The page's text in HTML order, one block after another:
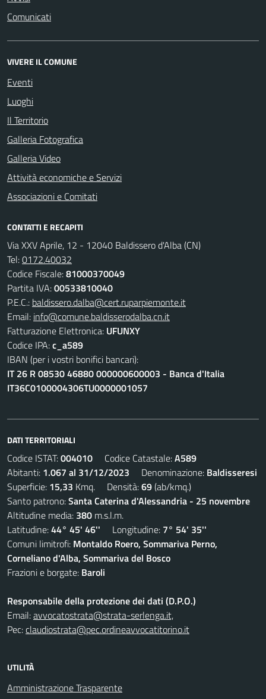
Comunicati
VIVERE IL COMUNE
Eventi
Luoghi
Il Territorio
Galleria Fotografica
Galleria Video
Attività economiche e Servizi
Associazioni e Comitati
CONTATTI E RECAPITI
Via XXV Aprile, 12 - 12040 Baldissero d'Alba (CN)
Tel:0172.40032
Codice Fiscale:81000370049
Partita IVA:00533810040
P.E.C.: baldissero.dalba@cert.ruparpiemonte.it
Email: info@comune.baldisserodalba.cn.it
Fatturazione Elettronica: UFUNXY
Codice IPA:c_a589
IBAN (per i vostri bonifici bancari):
IT 26 R 08530 46880 000000600003 - Banca d'Italia
IT36C0100004306TU0000001057
DATI TERRITORIALI
Codice ISTAT:004010 Codice Catastale:A589
Abitanti: 1.067 al 31/12/2023 Denominazione: Baldisseresi
Superficie: 15,33 Kmq. Densità:69(ab/kmq.)
Santo patrono:Santa Caterina d'Alessandria - 25 novembre
Altitudine media: 380 m.s.l.m.
Latitudine:44° 45' 46'' Longitudine: 7° 54' 35''
Comuni limitrofi: Montaldo Roero, Sommariva Perno,
Corneliano d'Alba, Sommariva del Bosco
Frazioni e borgate: Baroli
Responsabile della protezione dei dati (D.P.O.)
Email:avvocatostrata@strata-serlenga.it,
Pec:claudiostrata@pec.ordineavvocatitorino.it
UTILITÀ
Amministrazione Trasparente